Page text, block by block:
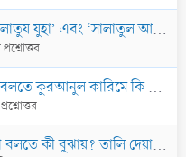
বলতে কোন্ কোন্ সালাতকে বুঝানো হয় এবং এই সকল সালাতের ফযীলত কেমন?
প্রশ্নোত্তর
কারিমে কি বুঝানো হয়েছে?
প্রশ্নোত্তর
পরা, প্রতিদিন সিয়াম রাখা, সমাজ থেকে দূরে থাকা ইত্যাদি কি যুহ্দ?